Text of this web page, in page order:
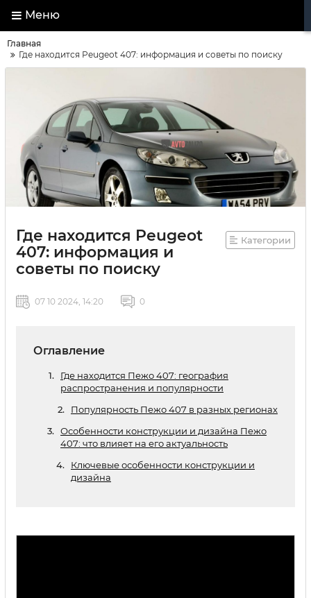
Меню
Главная
Где находится Peugeot 407: информация и советы по поиску
Где находится Peugeot
407: информация и
советы по поиску
Категории
07 10 2024, 14:20 0
Оглавление
Где находится Пежо 407: география
распространения и популярности
Популярность Пежо 407 в разных регионах
Особенности конструкции и дизайна Пежо
407: что влияет на его актуальность
Ключевые особенности конструкции и
дизайна